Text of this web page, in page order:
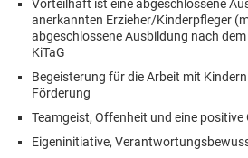
Vorteilhaft ist eine abgeschlossene
anerkannten Erzieher/Kinderpfleger
abgeschlossene Ausbildung nach
KiTaG
Begeisterung für die Arbeit mit
Förderung
Teamgeist, Offenheit und eine
Eigeninitiative,